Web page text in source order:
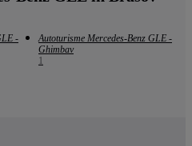
-
Autoturisme Mercedes-Benz GLE -
Ghimbav
1